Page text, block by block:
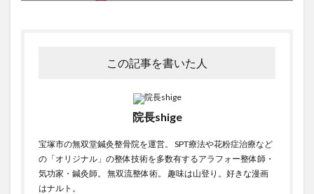
この記事を書いた人
院長shige
宝塚市の無双堂鍼灸整骨院を運営。 SPT療法や花粉症治療など
の「オリジナル」の整体技術を多数有するアラフォー整体師・
気功家・鍼灸師。 無双流整体術。 趣味は山登り。好きな漫画
はナルト。